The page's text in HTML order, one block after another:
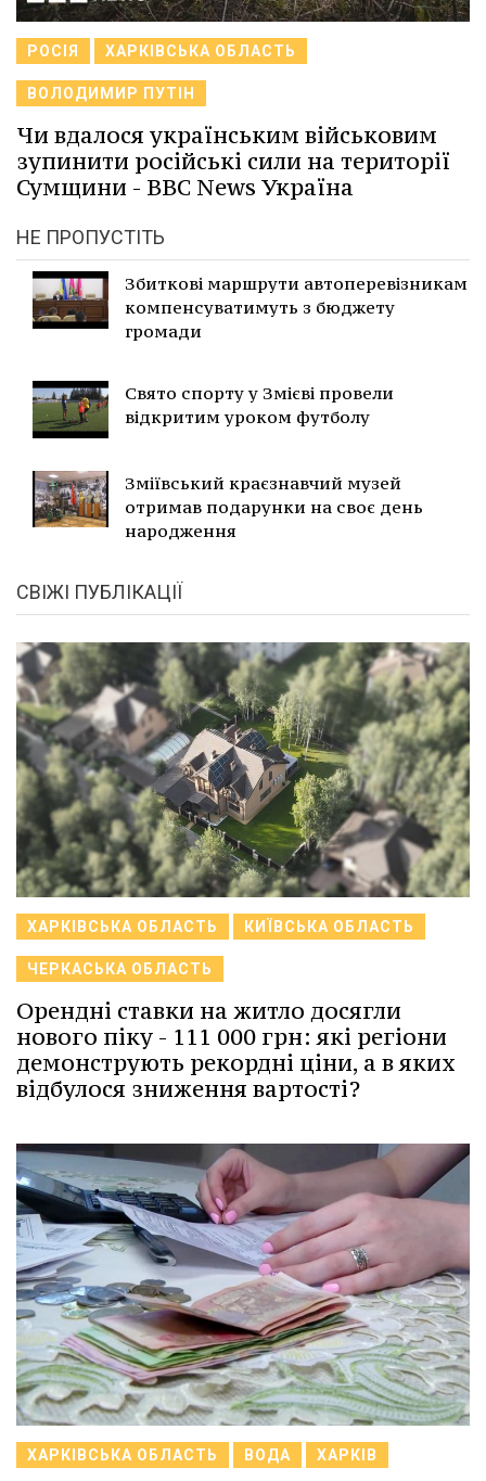
РОСІЯ ХАРКІВСЬКА ОБЛАСТЬ
ВОЛОДИМИР ПУТІН
Чи вдалося українським військовим
зупинити російські сили на території
Сумщини - BBC News Україна
НЕ ПРОПУСТІТЬ
Збиткові маршрути автоперевізникам
компенсуватимуть з бюджету
громади
Свято спорту у Змієві провели
відкритим уроком футболу
Зміївський краєзнавчий музей
отримав подарунки на своє день
народження
СВІЖІ ПУБЛІКАЦІЇ
ХАРКІВСЬКА ОБЛАСТЬ КИЇВСЬКА ОБЛАСТЬ
ЧЕРКАСЬКА ОБЛАСТЬ
Орендні ставки на житло досягли
нового піку - 111 000 грн: які регіони
демонструють рекордні ціни, а в яких
відбулося зниження вартості?
ХАРКІВСЬКА ОБЛАСТЬ ВОДА ХАРКІВ